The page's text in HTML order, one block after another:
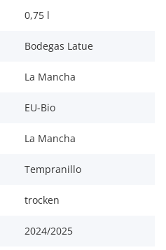
0,75 l
Bodegas Latue
La Mancha
EU-Bio
La Mancha
Tempranillo
trocken
2024/2025